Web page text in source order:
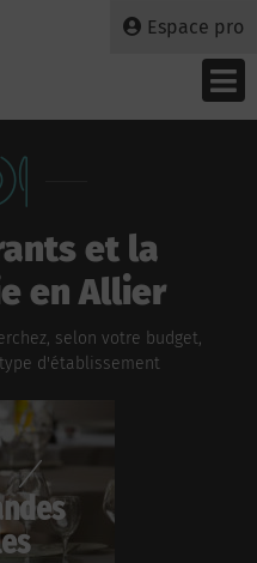
Espace pro
et la
en Allier
selon votre budget,
d'établissement